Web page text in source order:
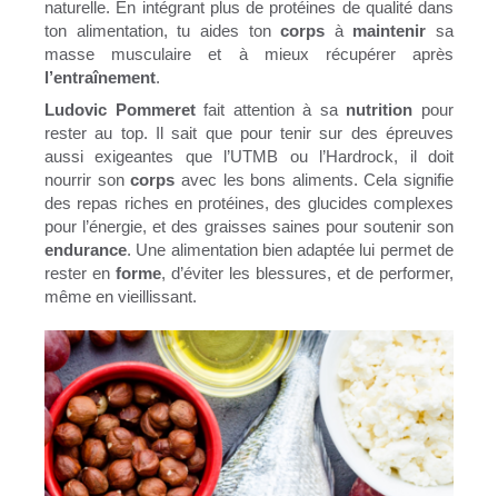
naturelle. En intégrant plus de protéines de qualité dans
ton alimentation, tu aides toncorps à maintenir sa
masse musculaire et à mieux récupérer après
l’entraînement.
Ludovic Pommeretfait attention à sa nutrition pour
rester au top. Il sait que pour tenir sur des épreuves
aussi exigeantes que l’UTMB ou l’Hardrock, il doit
nourrir soncorps avec les bons aliments. Cela signifie
des repas riches en protéines, des glucides complexes
pour l’énergie, et des graisses saines pour soutenir son
endurance. Une alimentation bien adaptée lui permet de
rester en forme, d’éviter les blessures, et de performer,
même en vieillissant.